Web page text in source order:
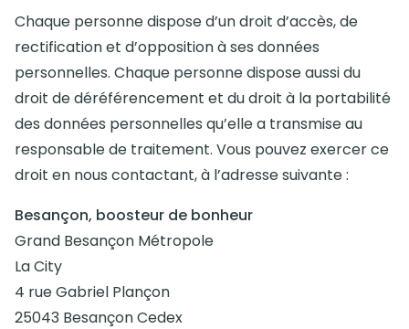
Chaque personne dispose d’un droit d’accès, de
rectification et d’opposition à ses données
personnelles. Chaque personne dispose aussi du
droit de déréférencement et du droit à la portabilité
des données personnelles qu’elle a transmise au
responsable de traitement. Vous pouvez exercer ce
droit en nous contactant, à l’adresse suivante :
Besançon, boosteur de bonheur
Grand Besançon Métropole
La City
4 rue Gabriel Plançon
25043 Besançon Cedex